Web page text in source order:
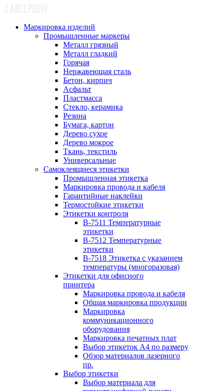
Маркировка изделий
Промышленные маркеры
Металл грязный
Металл гладкий
Горячая
Нержавеющая сталь
Бетон, кирпич
Асфальт
Пластмасса
Стекло, керамика
Резина
Бумага, картон
Дерево сухое
Дерево мокрое
Ткань, текстиль
Универсальные
Самоклеящиеся этикетки
Промышленная этикетка
Маркировка провода и кабеля
Гарантийные наклейки
Термостойкие этикетки
Этикетки контроля
B-7511 Температурные
этикетки
B-7512 Температурные
этикетки
B-7518 Этикетка с указанием
температуры (многоразовая)
Этикетки для офисного
принтера
Маркировка провода и кабеля
Общая маркировка продукции
Маркировка
коммуникационного
оборудования
Маркировка печатных плат
Выбор этикеток А4 по размеру
Обзор материалов лазерного
пр.
Выбор этикетки
Выбор материала для